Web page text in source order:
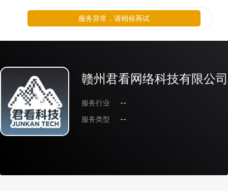
赣州君看网络科技有限公司
服务行业
--
服务类型
--
服务异常，请稍候再试